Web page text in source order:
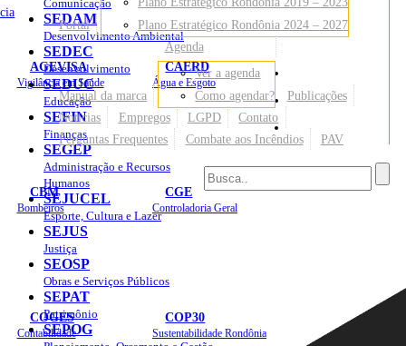
AGEVISA
Vigilância em Saúde
CAERD
Água e Esgoto
CBM
Bombeiros
CGE
Controladoria Geral
COGES
Contabilidade
COP30
Sustentabilidade Rondônia
Sites
Portal
Plano Estratégico Rondônia 2024 – 2027
Manual da marca
Agenda
Ver a agenda
Como agendar?
Publicações
Notícias
Empregos LGPD
Contato
Perguntas Frequentes
Combate aos Incêndios PAV
Comunicação
SEDAM
Desenvolvimento Ambiental
SEDEC
Desenvolvimento
SEDUC
Educação
SEFIN
Finanças
SEGEP
Administração e Recursos
Humanos
SEJUCEL
Esporte, Cultura e Lazer
SEJUS
Justiça
SEOSP
Obras e Serviços Públicos
SEPAT
Patrimônio
SEPOG